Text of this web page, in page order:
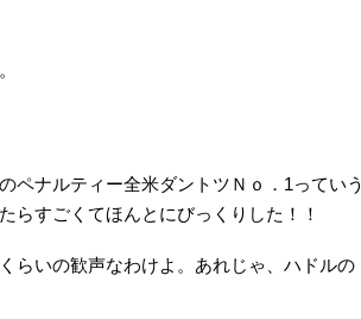
ペナルティー全米ダントツＮｏ．1っていう
らすごくてほんとにびっくりした！！
らいの歓声なわけよ。あれじゃ、ハドルの